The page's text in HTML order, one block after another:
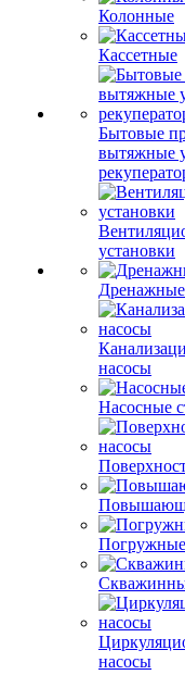
Колонные
Кассетные
Бытовые
вытяжные
установки
насосы
Насосные
насосы